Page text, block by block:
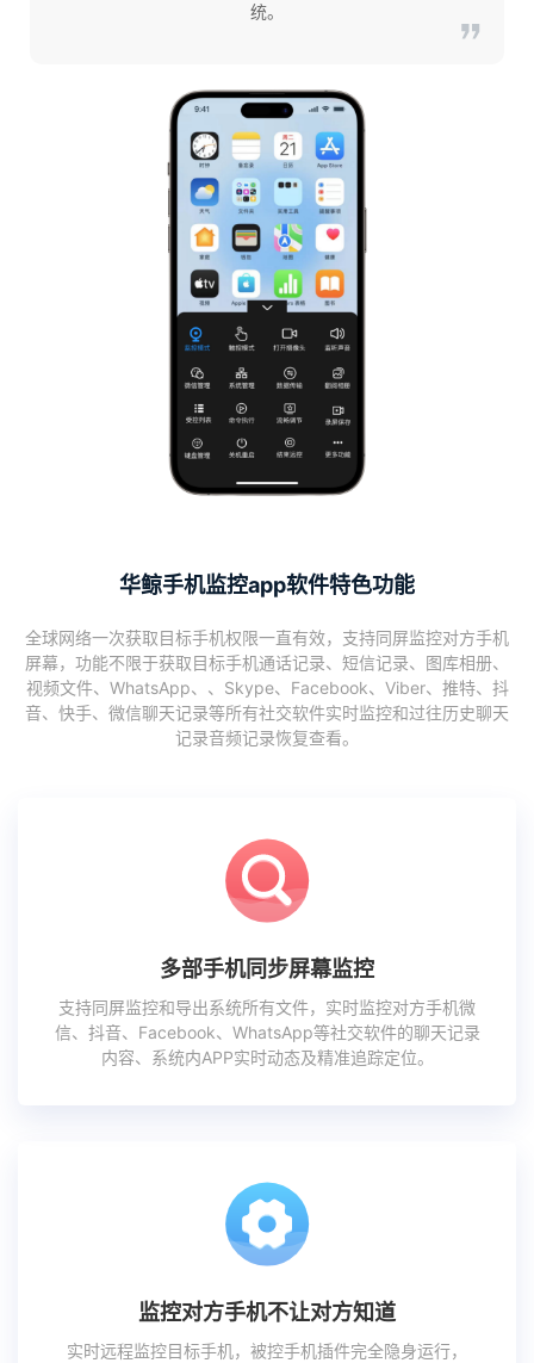
统。
华鲸手机监控app软件特色功能
全球网络一次获取目标手机权限一直有效，支持同屏监控对方手机
屏幕，功能不限于获取目标手机通话记录、短信记录、图库相册、
视频文件、WhatsApp、、Skype、Facebook、Viber、推特、抖
音、快手、微信聊天记录等所有社交软件实时监控和过往历史聊天
记录音频记录恢复查看。
多部手机同步屏幕监控
支持同屏监控和导出系统所有文件，实时监控对方手机微
信、抖音、Facebook、WhatsApp等社交软件的聊天记录
内容、系统内APP实时动态及精准追踪定位。
监控对方手机不让对方知道
实时远程监控目标手机，被控手机插件完全隐身运行，